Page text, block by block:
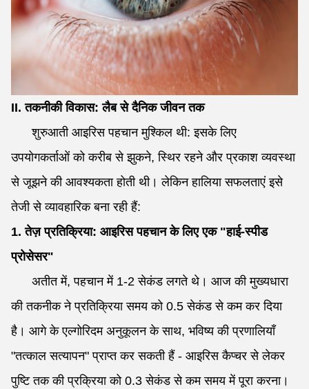
II. तकनीकी विकास: लैब से दैनिक जीवन तक
शुरुआती आइरिस पहचान मुश्किल थी: इसके लिए
उपयोगकर्ताओं को करीब से झुकने, स्थिर रहने और प्रकाश व्यवस्था
से जूझने की आवश्यकता होती थी। लेकिन हालिया सफलताएं इसे
तेजी से व्यावहारिक बना रही हैं:
1. तेज़ प्रतिक्रिया: आइरिस पहचान के लिए एक "हाई-स्पीड
प्रोसेसर"
अतीत में, पहचान में 1-2 सेकंड लगते थे। आज की मुख्यधारा
की तकनीक ने प्रतिक्रिया समय को 0.5 सेकंड से कम कर दिया
है। आगे के एल्गोरिदम अनुकूलन के साथ, भविष्य की प्रणालियाँ
"तत्काल सत्यापन" प्राप्त कर सकती हैं - आइरिस कैप्चर से लेकर
पुष्टि तक की प्रक्रिया को 0.3 सेकंड से कम समय में पूरा करना।